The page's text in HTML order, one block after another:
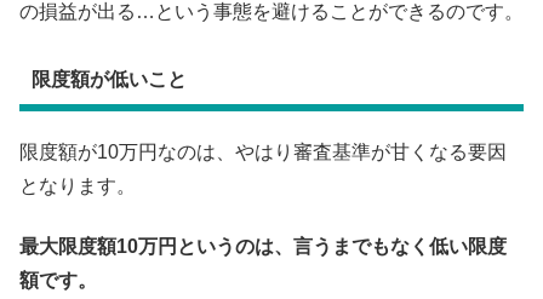
の損益が出る…という事態を避けることができるのです。
限度額が低いこと
限度額が10万円なのは、やはり審査基準が甘くなる要因
となります。
最大限度額10万円というのは、言うまでもなく低い限度
額です。